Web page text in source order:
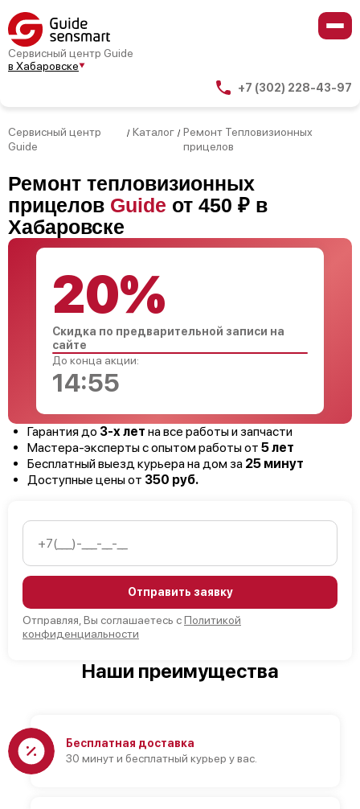
Сервисный центр Guide
в Хабаровске
+7 (302) 228-43-97
Сервисный центр
Guide
/ Каталог / Ремонт Тепловизионных
прицелов
Ремонт тепловизионных
прицелов Guide от 450 ₽ в
Хабаровске
Гарантия до 3-х лет на все работы и запчасти
Мастера-эксперты с опытом работы от 5 лет
Бесплатный выезд курьера на дом за 25 минут
Доступные цены от 350 руб.
Отправить заявку
Отправляя, Вы соглашаетесь сПолитикой
конфиденциальности
20%
Скидка по предварительной записи на
сайте
До конца акции:
14:54
Наши преимущества
Бесплатная доставка
30 минут и бесплатный курьер у вас.